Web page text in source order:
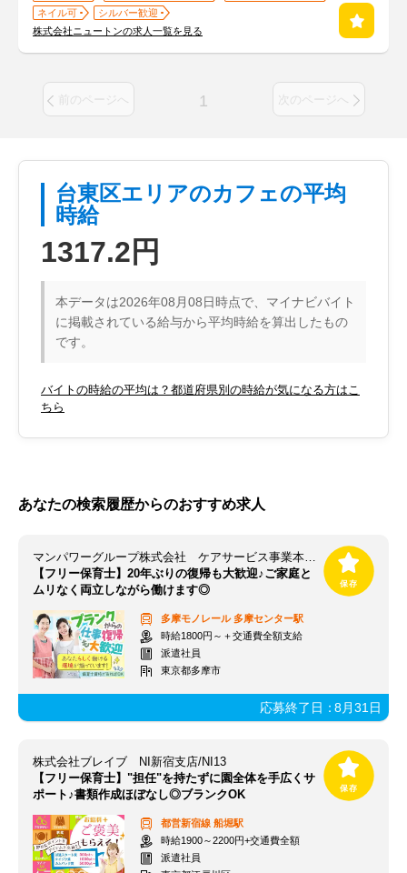
ネイル可
シルバー歓迎
株式会社ニュートンの求人一覧を見る
前のページへ 1 次のページへ
台東区エリアのカフェの平均
時給
1317.2円
本データは2026年08月08日時点で、マイナビバイト
に掲載されている給与から平均時給を算出したもの
です。
バイトの時給の平均は？都道府県別の時給が気になる方はこ
ちら
あなたの検索履歴からのおすすめ求人
マンパワーグループ株式会社 ケアサービス事業本部 首都圏保育/1009999
【フリー保育士】20年ぶりの復帰も大歓迎♪ご家庭と
ムリなく両立しながら働けます◎
多摩モノレール 多摩センター駅
時給1800円～＋交通費全額支給
派遣社員
東京都多摩市
応募終了日：8月31日
株式会社ブレイブ NI新宿支店/NI13
【フリー保育士】"担任"を持たずに園全体を手広くサ
ポート♪書類作成ほぼなし◎ブランクOK
都営新宿線 船堀駅
時給1900～2200円+交通費全額
派遣社員